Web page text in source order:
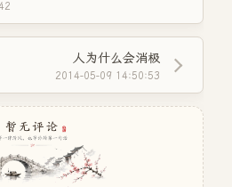
人为什么会消极
2014-05-09 14:50:53